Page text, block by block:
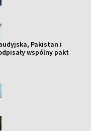
Pakistan i
wspólny pakt